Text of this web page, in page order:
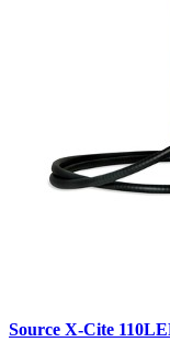
Source X-Cite